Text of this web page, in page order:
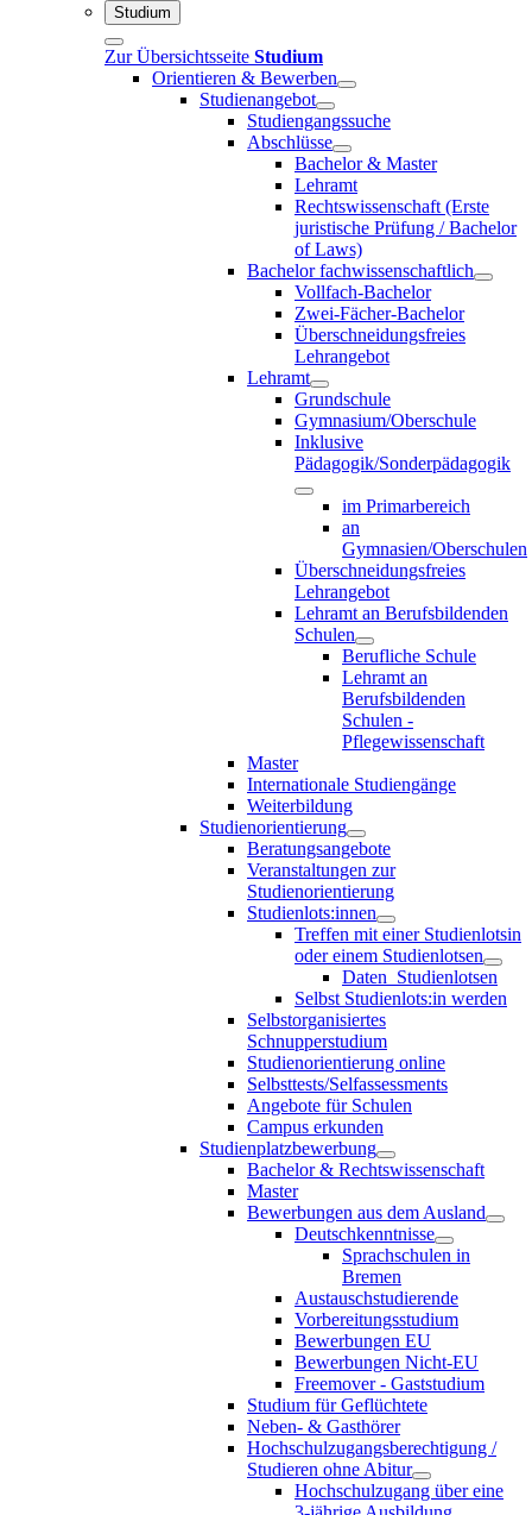
Studium
Zur Übersichtsseite Studium
Orientieren & Bewerben
Studienangebot
Studiengangssuche
Abschlüsse
Bachelor & Master
Lehramt
Rechtswissenschaft (Erste
juristische Prüfung / Bachelor
of Laws)
Bachelor fachwissenschaftlich
Vollfach-Bachelor
Zwei-Fächer-Bachelor
Überschneidungsfreies
Lehrangebot
Lehramt
Grundschule
Gymnasium/Oberschule
Inklusive
Pädagogik/Sonderpädagogik
im Primarbereich
an
Gymnasien/Oberschulen
Überschneidungsfreies
Lehrangebot
Lehramt an Berufsbildenden
Schulen
Berufliche Schule
Lehramt an
Berufsbildenden
Schulen -
Pflegewissenschaft
Master
Internationale Studiengänge
Weiterbildung
Studienorientierung
Beratungsangebote
Veranstaltungen zur
Studienorientierung
Studienlots:innen
Treffen mit einer Studienlotsin
oder einem Studienlotsen
Daten_Studienlotsen
Selbst Studienlots:in werden
Selbstorganisiertes
Schnupperstudium
Studienorientierung online
Selbsttests/Selfassessments
Angebote für Schulen
Campus erkunden
Studienplatzbewerbung
Bachelor & Rechtswissenschaft
Master
Bewerbungen aus dem Ausland
Deutschkenntnisse
Sprachschulen in
Bremen
Austauschstudierende
Vorbereitungsstudium
Bewerbungen EU
Bewerbungen Nicht-EU
Freemover - Gaststudium
Studium für Geflüchtete
Neben- & Gasthörer
Hochschulzugangsberechtigung /
Studieren ohne Abitur
Hochschulzugang über eine